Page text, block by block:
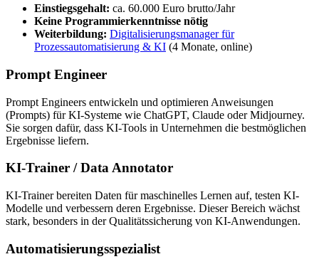
Einstiegsgehalt: ca. 60.000 Euro brutto/Jahr
Keine Programmierkenntnisse nötig
Weiterbildung: Digitalisierungsmanager für
Prozessautomatisierung & KI (4 Monate, online)
Prompt Engineer
Prompt Engineers entwickeln und optimieren Anweisungen
(Prompts) für KI-Systeme wie ChatGPT, Claude oder Midjourney.
Sie sorgen dafür, dass KI-Tools in Unternehmen die bestmöglichen
Ergebnisse liefern.
KI-Trainer / Data Annotator
KI-Trainer bereiten Daten für maschinelles Lernen auf, testen KI-
Modelle und verbessern deren Ergebnisse. Dieser Bereich wächst
stark, besonders in der Qualitätssicherung von KI-Anwendungen.
Automatisierungsspezialist